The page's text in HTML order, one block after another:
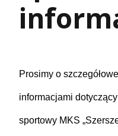
Prosimy o
informacjami
sportowy MKS